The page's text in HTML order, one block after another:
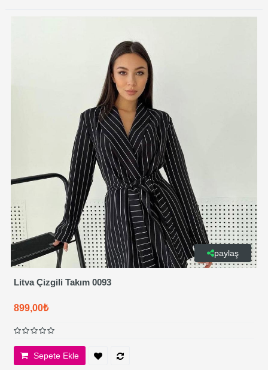
paylaş
Litva Çizgili Takım 0093
899,00₺
Sepete Ekle